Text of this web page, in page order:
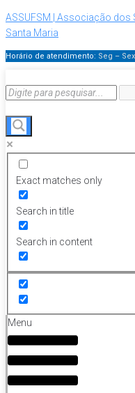
ASSUFSM | Associação dos
Santa Maria
Horário de atendimento: Seg –
Exact matches only
Search in title
Search in content
Menu